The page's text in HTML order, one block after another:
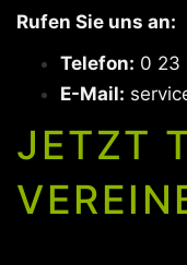
Rufen Sie uns an:
Telefon: 0 23
E-Mail:
JETZT